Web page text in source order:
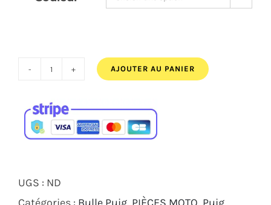
quantité
BULLE
PUIG
AJOUTER AU PANIER
UGS : ND
Catégories : Bulle Puig PIÈCES MOTO Puig